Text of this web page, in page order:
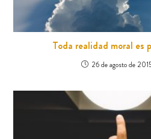
Toda realidad moral es
26 de agosto de